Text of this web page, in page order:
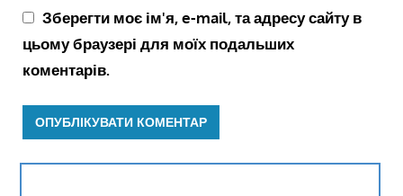
Зберегти моє ім'я, e-mail, та адресу сайту в
цьому браузері для моїх подальших
коментарів.